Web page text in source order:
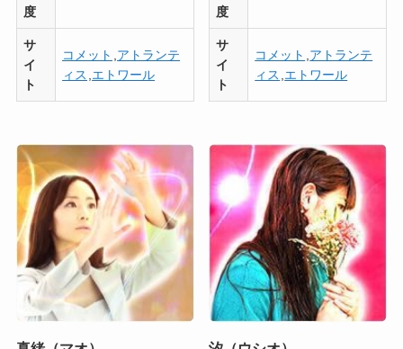
度
サ
イ
ト
コメット アトランテ
ィス エトワール
度
サ
イ
ト
コメット アトランテ
ィス エトワール